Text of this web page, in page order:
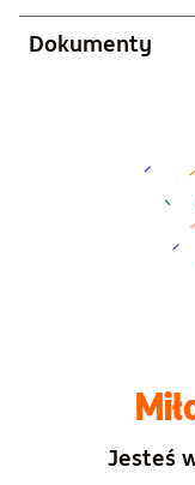
Dokumenty
Dokument
Wyniki
Historyczne
Karta funduszu
Jesteś